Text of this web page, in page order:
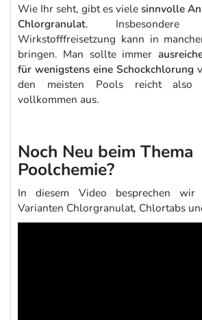
Wie Ihr seht, gibt es vielesinnvolle
Chlorgranulat. Insbesondere
Wirkstofffreisetzung kann in
bringen. Man sollte immer
für wenigstens eine Schockchlorung
den meisten Pools reicht also
vollkommen aus.
Noch Neu beim Thema
Poolchemie?
In diesem Video besprechen
Varianten Chlorgranulat, Chlortabs